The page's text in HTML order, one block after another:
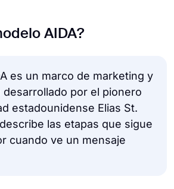
AIDA?
es un marco de marketing y
desarrollado por el pionero
estadounidense Elias St.
las etapas que sigue
cuando ve un mensaje